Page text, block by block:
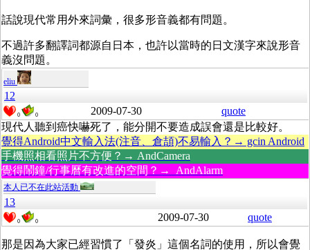
話說現代常用外來詞彙，很多形音義都有問題。
不過許多翻譯詞都源自日本，也許以當時的日文漢字來說形音
義沒問題。
eliu
12
0 0 2009-07-30
quote
現代人聽到癌快嚇死了，能分開不要造成誤會還是比較好。
覺得Android中文輸入法(注音、倉頡)不易輸入？→ gcin Android
手機照相看照片不方便？→ AndCamera
覺得鬧鐘/行事曆有改進的空間？→ AndAlarm
本人已不在此站活動
13
0 0 2009-07-30 quote
那是因為大家已經習慣了「發炎」這個名詞的使用，所以會覺